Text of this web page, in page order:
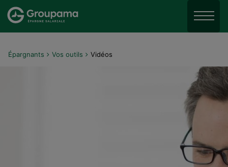
Aller au menu
Aller au contenu
Menu
Épargnants Vos outils Vidéos